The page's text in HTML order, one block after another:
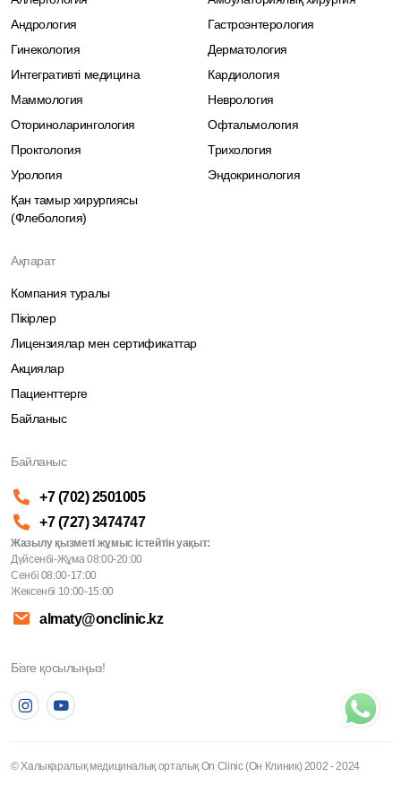
Андрология
Гастроэнтерология
Гинекология
Дерматология
Интегративті медицина
Кардиология
Маммология
Неврология
Оториноларингология
Офтальмология
Проктология
Трихология
Урология
Эндокринология
Қан тамыр хирургиясы
(Флебология)
Ақпарат
Компания туралы
Пікірлер
Лицензиялар мен сертификаттар
Акциялар
Пациенттерге
Байланыс
Байланыс
+7 (702) 2501005
+7 (727) 3474747
Жазылу қызметі жұмыс істейтін уақыт:
Дүйсенбі-Жұма 08:00-20:00
Сенбі 08:00-17:00
Жексенбі 10:00-15:00
almaty@onclinic.kz
Бізге қосылыңыз!
© Халықаралық медициналық орталық On Clinic (Он Клиник) 2002 - 2024